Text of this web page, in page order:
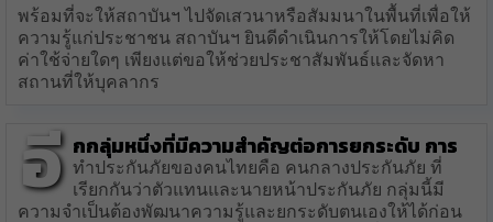
พร้อมที่จะให้สถาบันฯ ไปจัดเสวนาหรือสัมมนาในพื้นที่เพื่อให้
ความรู้แก่ประชาชน สถาบันฯ ยินดีดำเนินการให้โดยไม่คิด
ค่าใช้จ่ายใดๆ เพียงแต่ขอให้ช่วยประชาสัมพันธ์และจัดหา
สถานที่ให้บุคลากร
อี กกลุ่มหนึ่งที่มีความสำคัญต่อการยกระดับ การ
ทำประกันภัยของคนไทยคือ คนกลางประกันภัย ที่
เรียกกันว่าตัวแทนและนายหน้าประกันภัย กลุ่มนี้มี
ความจำเป็นต้องพัฒนาความรู้และยกระดับตนเองให้ได้ก่อน